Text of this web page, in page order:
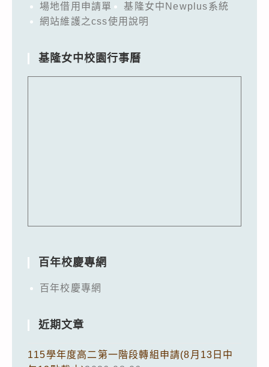
場地借用申請單
基隆女中Newplus系統
網站維護之css使用說明
基隆女中校園行事曆
百年校慶專網
百年校慶專網
近期文章
115學年度高二第一階段轉組申請(8月13日中